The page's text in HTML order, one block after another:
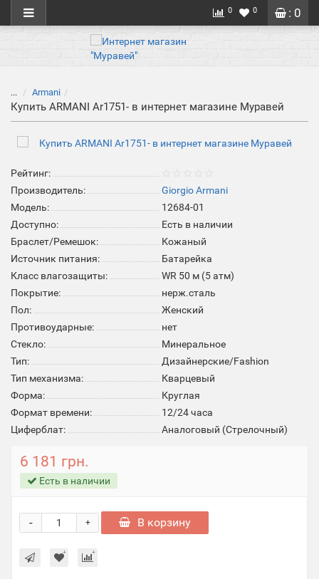
: 0
0 0
... Armani
Купить ARMANI Ar1751- в интернет магазине Муравей
Рейтинг:
Производитель:
Giorgio Armani
Модель:
12684-01
Доступно:
Есть в наличии
Браслет/Ремешок:
Кожаный
Источник питания:
Батарейка
Класс влагозащиты:
WR 50 м (5 атм)
Покрытие:
нерж.сталь
Пол:
Женский
Противоударные:
нет
Стекло:
Минеральное
Тип:
Дизайнерские/Fashion
Тип механизма:
Кварцевый
Форма:
Круглая
Формат времени:
12/24 часа
Циферблат:
Аналоговый (Стрелочный)
6 181 грн.
Есть в наличии
+
- В корзину